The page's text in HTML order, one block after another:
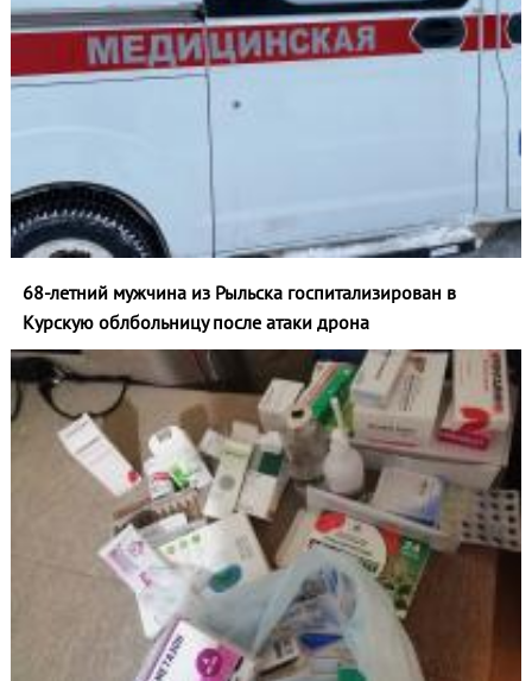
68-летний мужчина из Рыльска госпитализирован в
Курскую облбольницу после атаки дрона